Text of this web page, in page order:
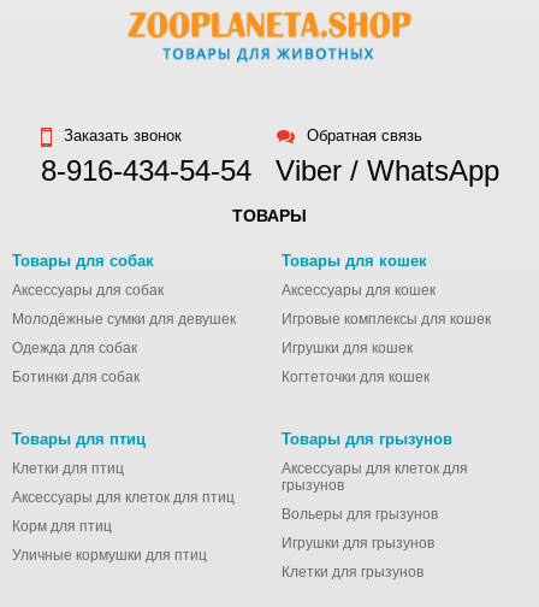
Заказать звонок
8-916-434-54-54
Обратная связь
Viber / WhatsApp
ТОВАРЫ
Товары для собак
Аксессуары для собак
Молодёжные сумки для девушек
Одежда для собак
Ботинки для собак
Товары для кошек
Аксессуары для кошек
Игровые комплексы для кошек
Игрушки для кошек
Когтеточки для кошек
Товары для птиц
Клетки для птиц
Аксессуары для клеток для птиц
Корм для птиц
Уличные кормушки для птиц
Товары для грызунов
Аксессуары для клеток для
грызунов
Вольеры для грызунов
Игрушки для грызунов
Клетки для грызунов